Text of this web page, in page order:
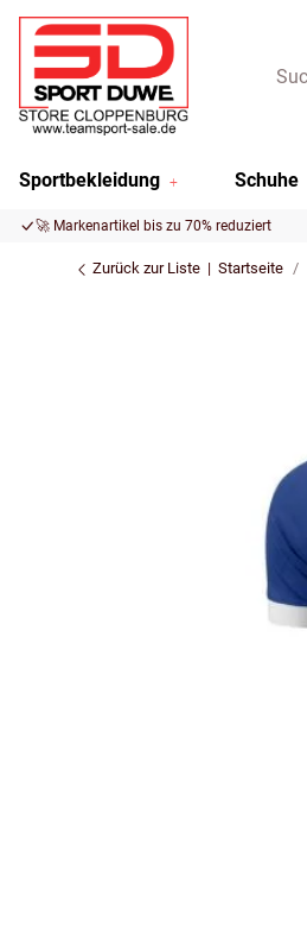
Sportbekleidung Schuhe
🚀 Markenartikel bis zu 70% reduziert
Zurück zur Liste Startseite